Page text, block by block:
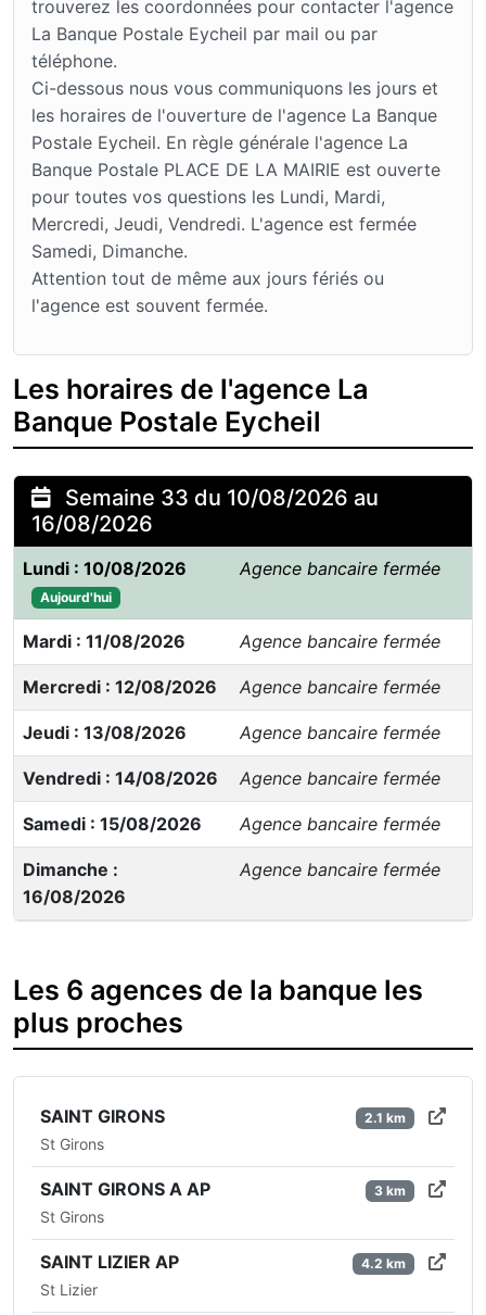
trouverez les coordonnées pour contacter l'agence
La Banque Postale Eycheil par mail ou par
téléphone.
Ci-dessous nous vous communiquons les jours et
les horaires de l'ouverture de l'agence La Banque
Postale Eycheil. En règle générale l'agence La
Banque Postale PLACE DE LA MAIRIE est ouverte
pour toutes vos questions les Lundi, Mardi,
Mercredi, Jeudi, Vendredi. L'agence est fermée
Samedi, Dimanche.
Attention tout de même aux jours fériés ou
l'agence est souvent fermée.
Les horaires de l'agence La
Banque Postale Eycheil
Semaine 33 du 10/08/2026 au
16/08/2026
Lundi : 10/08/2026
Aujourd'hui
Agence bancaire fermée
Mardi : 11/08/2026 Agence bancaire fermée
Mercredi : 12/08/2026 Agence bancaire fermée
Jeudi : 13/08/2026 Agence bancaire fermée
Vendredi : 14/08/2026 Agence bancaire fermée
Samedi : 15/08/2026 Agence bancaire fermée
Dimanche :
16/08/2026
Agence bancaire fermée
Les 6 agences de la banque les
plus proches
SAINT GIRONS
St Girons
2.1 km
SAINT GIRONS A AP
St Girons
3 km
SAINT LIZIER AP
St Lizier
4.2 km